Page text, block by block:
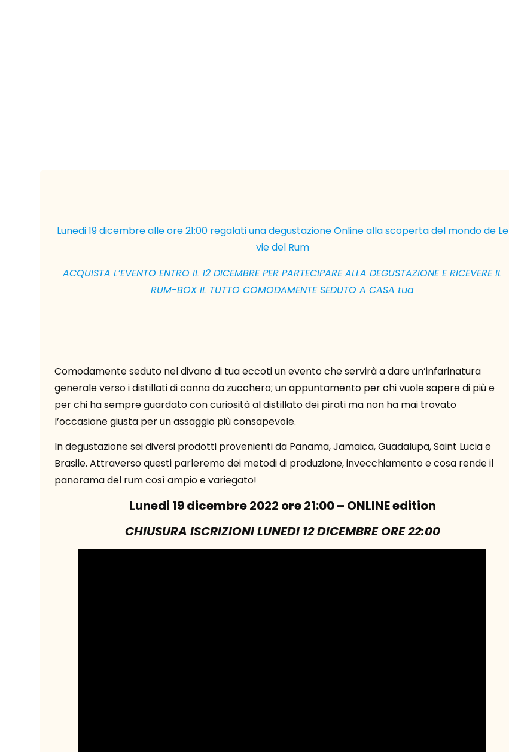
Lunedi 19 dicembre alle ore 21:00 regalati una degustazione Online alla scoperta del mondo de Le
vie del Rum
ACQUISTA L’EVENTO ENTRO IL 12 DICEMBRE PER PARTECIPARE ALLA DEGUSTAZIONE E RICEVERE IL
RUM-BOX IL TUTTO COMODAMENTE SEDUTO A CASA tua
Comodamente seduto nel divano di tua eccoti un evento che servirà a dare un’infarinatura
generale verso i distillati di canna da zucchero; un appuntamento per chi vuole sapere di più e
per chi ha sempre guardato con curiosità al distillato dei pirati ma non ha mai trovato
l’occasione giusta per un assaggio più consapevole.
In degustazione sei diversi prodotti provenienti da Panama, Jamaica, Guadalupa, Saint Lucia e
Brasile. Attraverso questi parleremo dei metodi di produzione, invecchiamento e cosa rende il
panorama del rum così ampio e variegato!
Lunedi 19 dicembre 2022 ore 21:00 – ONLINE edition
CHIUSURA ISCRIZIONI LUNEDI 12 DICEMBRE ORE 22:00